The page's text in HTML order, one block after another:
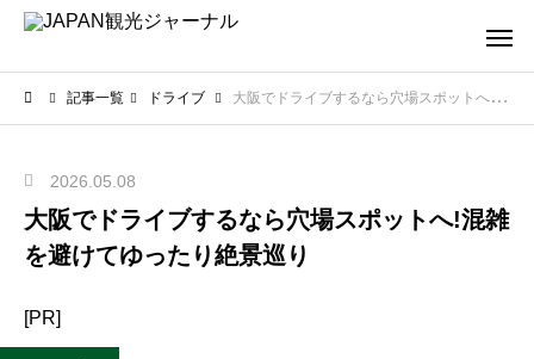
記事一覧 ドライブ 大阪でドライブするなら穴場スポットへ!混雑を避けてゆったり絶景巡り
2026.05.08
大阪でドライブするなら穴場スポットへ!混雑
を避けてゆったり絶景巡り
[PR]